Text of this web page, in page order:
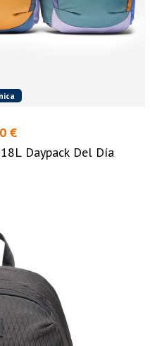
€
Daypack Del Día